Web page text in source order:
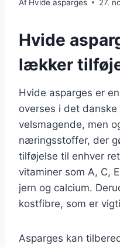
Af Hvide asparges 27.
Hvide
lækker
Hvide asparges er
overses i det
velsmagende, men
næringsstoffer, der
tilføjelse til enhver
vitaminer som A, C,
jern og calcium.
kostfibre, som er
Asparges kan